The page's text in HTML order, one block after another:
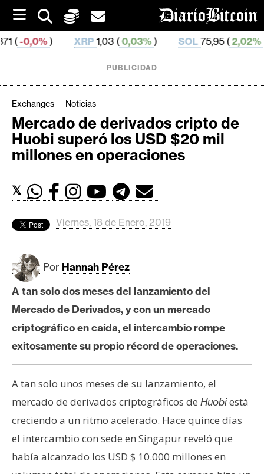
i
p
t
o
XRP1,03 ( 0,03%) SOL75,95 ( 2,02%) TRX
C
r
i
M
c
d
o
s
B
i
t
c
o
i
n
PUBLICIDAD
Exchanges Noticias
Mercado de derivados cripto de
Huobi superó los USD $20 mil
millones en operaciones
𝕏
Viernes, 18 de Enero, 2019
Por Hannah Pérez
A tan solo dos meses del lanzamiento del
Mercado de Derivados, y con un mercado
criptográfico en caída, el intercambio rompe
exitosamente su propio récord de operaciones.
A tan solo unos meses de su lanzamiento, el
mercado de derivados criptográficos de Huobiestá
creciendo a un ritmo acelerado. Hace quince días
el intercambio con sede en Singapur reveló que
había alcanzado los USD $ 10.000 millones en